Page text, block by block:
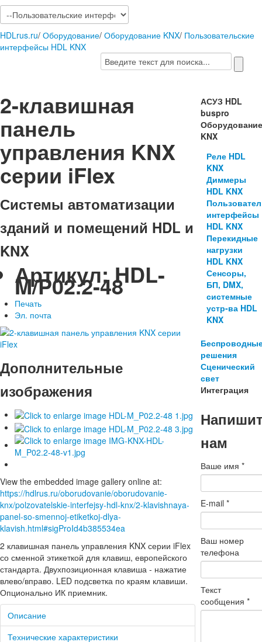
HDLrus.ru/ Оборудование/ Оборудование KNX/ Пользовательские
интерфейсы HDL KNX
2-клавишная
панель
управления KNX
серии iFlex
Системы автоматизации
зданий и помещений HDL и
KNX
Артикул:HDL-
M/P02.2-48
Печать
Эл. почта
Дополнительные
изображения
View the embedded image gallery online at:
https://hdlrus.ru/oborudovanie/oborudovanie-
knx/polzovatelskie-interfejsy-hdl-knx/2-klavishnaya-
panel-so-smennoj-etiketkoj-dlya-
klavish.html#sigProId4b385534ea
2 клавишная панель управления KNX серии iFlex
со сменной этикеткой для клавиш, европейского
стандарта. Двухпозиционная клавиша - нажатие
влево/вправо. LED подсветка по краям клавиши.
Опционально ИК приемник.
Описание
Технические характеристики
АСУЗ HDL
buspro
KNX
Реле HDL
KNX
Диммеры
HDL KNX
интерфейсы
HDL KNX
Перекидные
нагрузки
HDL KNX
Сенсоры,
БП, DMX,
системные
устр-ва HDL
KNX
решения
Сценический
свет
Интеграция
нам
Ваше имя*
E-mail*
Ваш номер
телефона
Текст
сообщения*